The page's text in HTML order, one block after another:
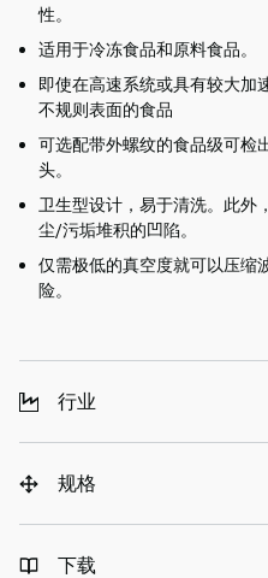
性。
适用于冷冻食品和原料食品。
即使在高速系统或具有较大加
不规则表面的食品
可选配带外螺纹的食品级可检
头。
卫生型设计，易于清洗。此外
尘/污垢堆积的凹陷。
仅需极低的真空度就可以压缩
险。
行业
规格
下载